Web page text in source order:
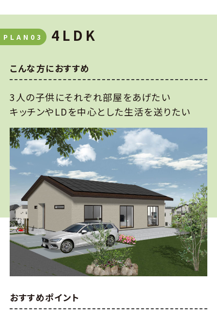
PLAN03 4LDK
こんな方におすすめ
3人の子供にそれぞれ部屋をあげたい
キッチンやLDを中心とした生活を送りたい
おすすめポイント